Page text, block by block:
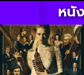
หนั